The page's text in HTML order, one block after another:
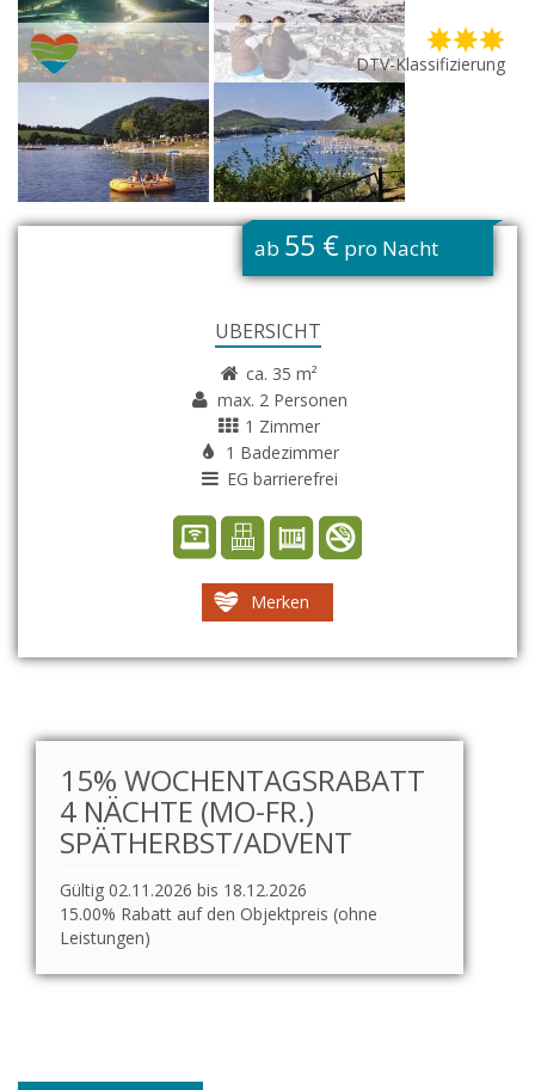
DTV-Klassifizierung
ab 55 € pro Nacht
ÜBERSICHT
ca. 35 m²
max. 2 Personen
1 Zimmer
1 Badezimmer
EG barrierefrei
Merken
15% WOCHENTAGSRABATT
4 NÄCHTE (MO-FR.)
SPÄTHERBST/ADVENT
Gültig 02.11.2026 bis 18.12.2026
15.00% Rabatt auf den Objektpreis (ohne
Leistungen)